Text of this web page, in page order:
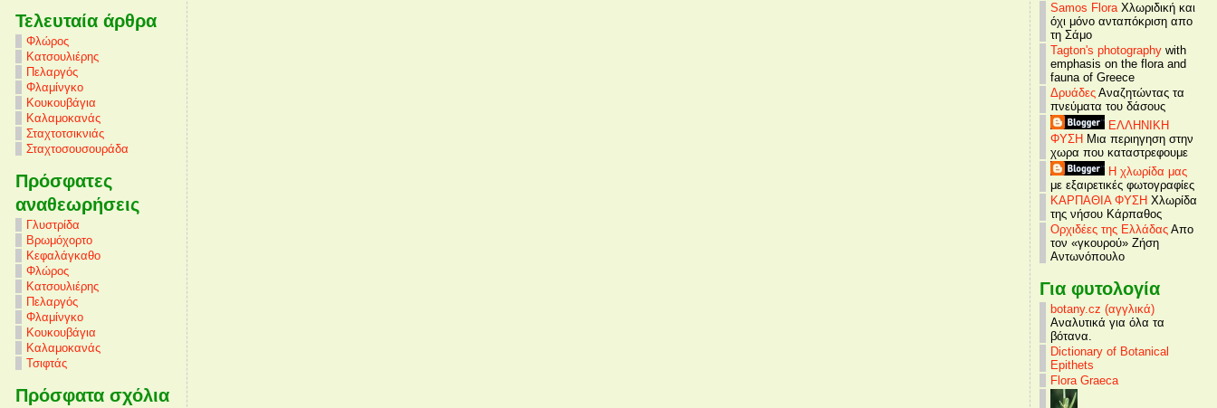
Τελευταία άρθρα
Φλώρος
Κατσουλιέρης
Πελαργός
Φλαμίνγκο
Κουκουβάγια
Καλαμοκανάς
Σταχτοτσικνιάς
Σταχτοσουσουράδα
Πρόσφατες
αναθεωρήσεις
Γλυστρίδα
Βρωμόχορτο
Κεφαλάγκαθο
Φλώρος
Κατσουλιέρης
Πελαργός
Φλαμίνγκο
Κουκουβάγια
Καλαμοκανάς
Τσιφτάς
Πρόσφατα σχόλια
Samos FloraΧλωριδική και
όχι μόνο ανταπόκριση απο
τη Σάμο
Tagton's photographywith
emphasis on the flora and
fauna of Greece
ΔρυάδεςΑναζητώντας τα
πνεύματα του δάσους
ΕΛΛΗΝΙΚΗ
ΦΥΣΗ Μια περιηγηση στην
χωρα που καταστρεφουμε
Η χλωρίδα μας
με εξαιρετικές φωτογραφίες
ΚΑΡΠΑΘΙΑ ΦΥΣΗ Χλωρίδα
της νήσου Κάρπαθος
Ορχιδέες της ΕλλάδαςΑπο
τον «γκουρού» Ζήση
Αντωνόπουλο
Για φυτολογία
botany.cz (αγγλικά)
Αναλυτικά για όλα τα
βότανα.
Dictionary of Botanical
Epithets
Flora Graeca